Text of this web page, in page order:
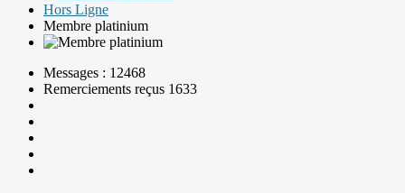
Hors Ligne
Membre platinium
Messages : 12468
Remerciements reçus 1633